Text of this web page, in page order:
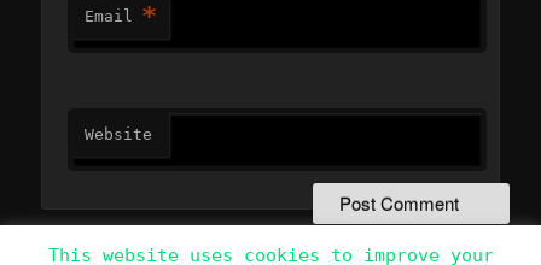
Email *
Website
This website uses cookies to improve your